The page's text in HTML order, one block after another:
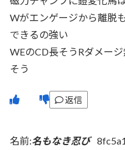
Wがエンゲージから離脱
できるの強い
WEのCD長そうRダメー
そう
返信
名前:名もなき忍び